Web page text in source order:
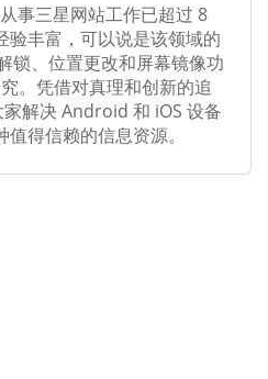
事三星网站工作已超过 8
验丰富，可以说是该领域的
锁、位置更改和屏幕镜像功
。凭借对真理和创新的追
解决 Android 和 iOS 设备
得信赖的信息资源。